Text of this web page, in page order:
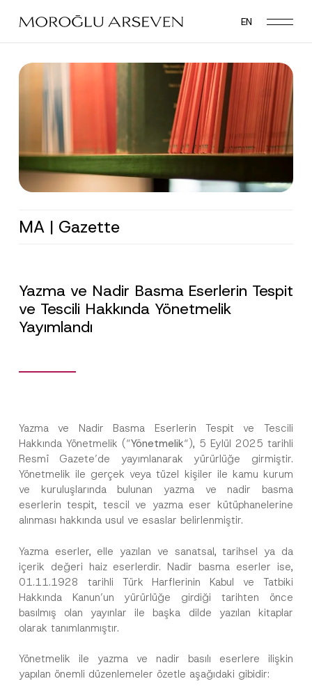
main
EN
MA | Gazette
Yazma ve Nadir Basma Eserlerin Tespit
ve Tescili Hakkında Yönetmelik
Yayımlandı
Yazma ve Nadir Basma Eserlerin Tespit ve Tescili
Hakkında Yönetmelik (“Yönetmelik“), 5 Eylül 2025 tarihli
Resmî Gazete’de yayımlanarak yürürlüğe girmiştir.
Yönetmelik ile gerçek veya tüzel kişiler ile kamu kurum
ve kuruluşlarında bulunan yazma ve nadir basma
eserlerin tespit, tescil ve yazma eser kütüphanelerine
alınması hakkında usul ve esaslar belirlenmiştir.
Yazma eserler, elle yazılan ve sanatsal, tarihsel ya da
içerik değeri haiz eserlerdir. Nadir basma eserler ise,
01.11.1928 tarihli Türk Harflerinin Kabul ve Tatbiki
Hakkında Kanun’un yürürlüğe girdiği tarihten önce
basılmış olan yayınlar ile başka dilde yazılan kitaplar
olarak tanımlanmıştır.
Yönetmelik ile yazma ve nadir basılı eserlere ilişkin
yapılan önemli düzenlemeler özetle aşağıdaki gibidir: